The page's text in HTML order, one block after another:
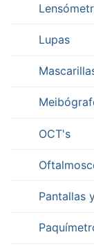
Lupas
OCT's
Pantallas